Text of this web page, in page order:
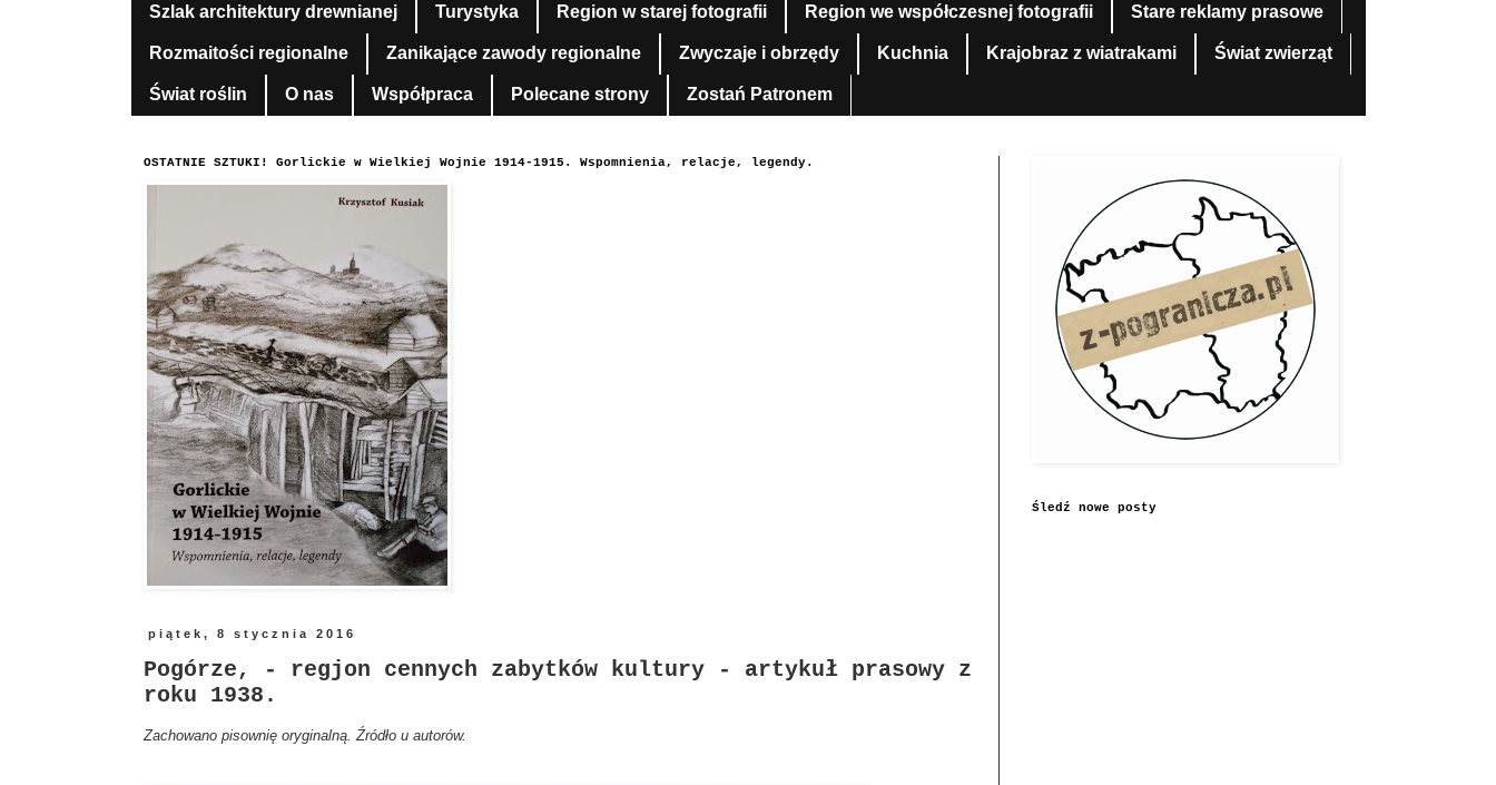
Szlak architektury drewnianej Turystyka Region w starej fotografii Region we współczesnej fotografii Stare reklamy prasowe
Rozmaitości regionalne Zanikające zawody regionalne Zwyczaje i obrzędy Kuchnia Krajobraz z wiatrakami Świat zwierząt
Świat roślin O nas Współpraca Polecane strony Zostań Patronem
OSTATNIE SZTUKI! Gorlickie w Wielkiej Wojnie 1914-1915. Wspomnienia, relacje, legendy.
piątek, 8 stycznia 2016
Pogórze, - regjon cennych zabytków kultury - artykuł prasowy z
roku 1938.
Zachowano pisownię oryginalną. Źródło u autorów.
Śledź nowe posty